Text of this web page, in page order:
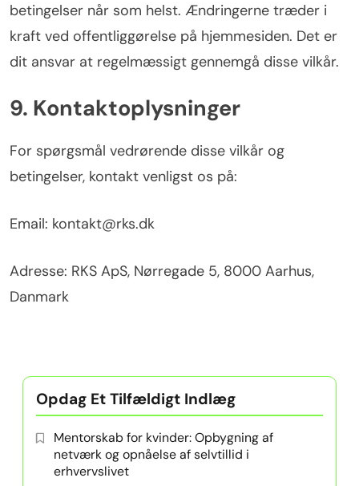
betingelser når som helst. Ændringerne træder i
kraft ved offentliggørelse på hjemmesiden. Det er
dit ansvar at regelmæssigt gennemgå disse vilkår.
9. Kontaktoplysninger
For spørgsmål vedrørende disse vilkår og
betingelser, kontakt venligst os på:
Email: kontakt@rks.dk
Adresse: RKS ApS, Nørregade 5, 8000 Aarhus,
Danmark
Opdag Et Tilfældigt Indlæg
Mentorskab for kvinder: Opbygning af
netværk og opnåelse af selvtillid i
erhvervslivet